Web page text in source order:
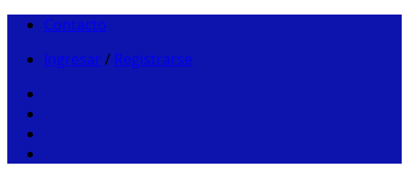
Contacto
Ingresar / Registrarse